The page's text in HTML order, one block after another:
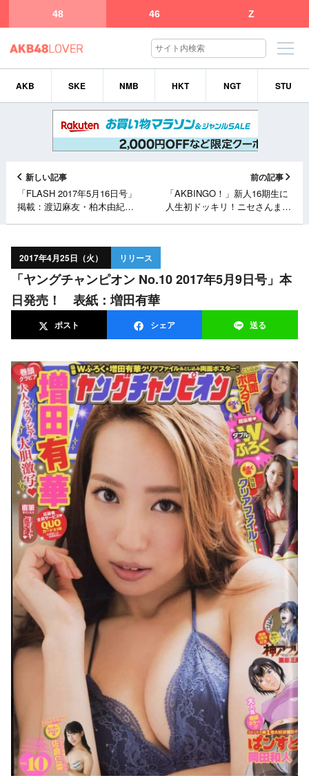
48 46 Z
AKB SKE NMB HKT NGT STU
新しい記事
「FLASH 2017年5月16日号」
掲載：渡辺麻友・柏木由紀
前の記事
「AKBINGO！」新人16期生に
人生初ドッキリ！ニセさんま＆
2017年4月25日（火） リリース
「ヤングチャンピオン No.10 2017年5月9日号」本
日発売！ 表紙：増田有華
ポスト シェア 送る